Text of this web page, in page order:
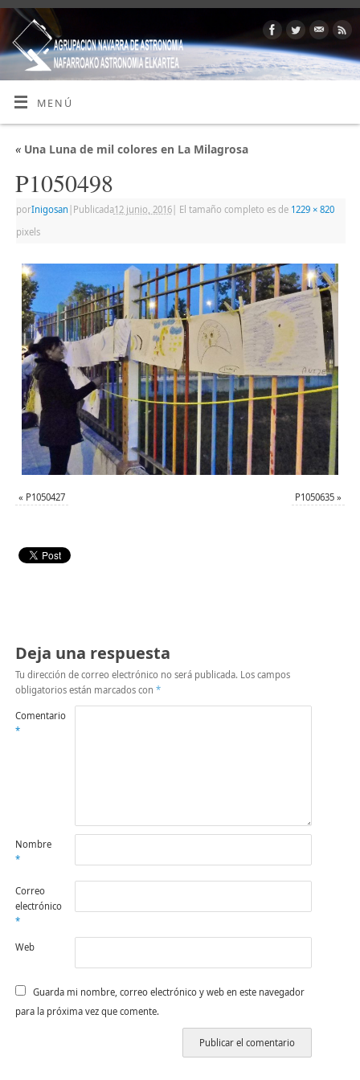
MENÚ
«Una Luna de mil colores en La Milagrosa
P1050498
porInigosan Publicada12 junio, 2016| El tamaño completo es de 1229 × 820
pixels
« P1050427 P1050635 »
Deja una respuesta
Tu dirección de correo electrónico no será publicada. Los campos
obligatorios están marcados con *
Comentario
*
Nombre
*
Correo
electrónico
*
Web
Guarda mi nombre, correo electrónico y web en este navegador
para la próxima vez que comente.